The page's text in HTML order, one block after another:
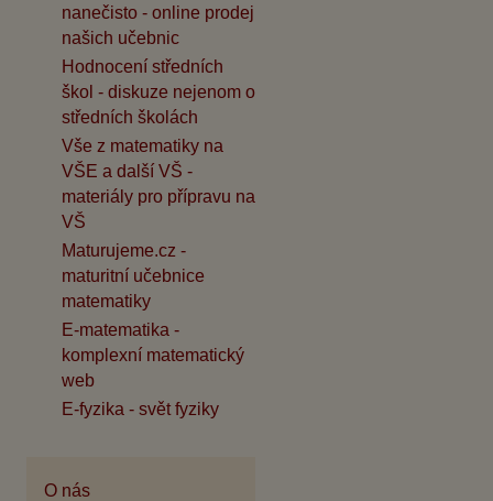
nanečisto - online prodej
našich učebnic
Hodnocení středních
škol - diskuze nejenom o
středních školách
Vše z matematiky na
VŠE a další VŠ -
materiály pro přípravu na
VŠ
Maturujeme.cz -
maturitní učebnice
matematiky
E-matematika -
komplexní matematický
web
E-fyzika - svět fyziky
O nás